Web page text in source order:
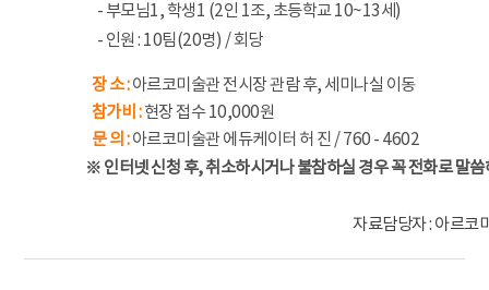
- 부모님1, 학생1 (2인 1조, 초등학교 10~13세)
- 인원 : 10팀(20명) / 회당
장 소 : 아르코미술관 전시장 관람 후, 세미나실 이동
참가비 :현장 접수 10,000원
문 의 : 아르코미술관 에듀케이터 허 진 / 760 - 4602
※ 인터넷 신청 후, 취소하시거나 불참하실 경우 꼭 전화로 말씀
자료담당자 : 아르코